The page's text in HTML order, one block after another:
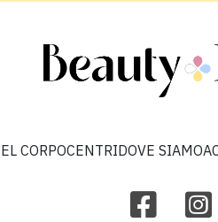
CORPOCENTRIDOVE SIAMO